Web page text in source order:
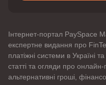
Інтернет-портал PaySpace
експертне видання про
платіжні системи в Україні
статті та огляди про онлайн-
альтернативні гроші,